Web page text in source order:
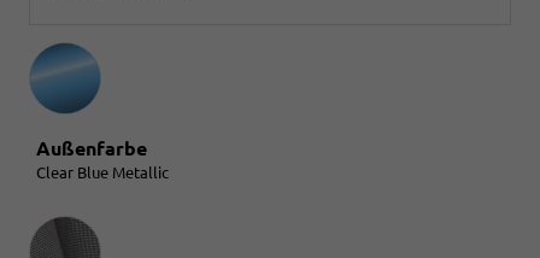
Außenfarbe
Clear Blue Metallic
Innenausstattung